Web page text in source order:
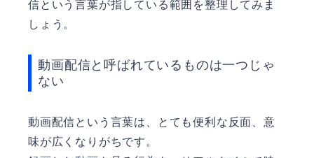
信という言葉が指している範囲を整理してみま
しょう。
動画配信と呼ばれているものは一つじゃ
ない
動画配信という言葉は、とても便利な反面、意
味が広くなりがちです。